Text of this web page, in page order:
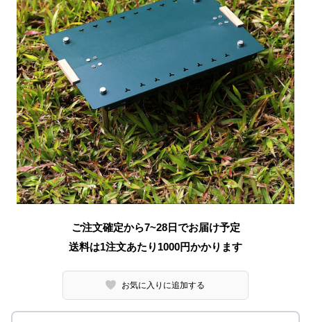
ご注文確定から7~28日でお届け予定
送料は1注文あたり 1000円かかります
お気に入りに追加する